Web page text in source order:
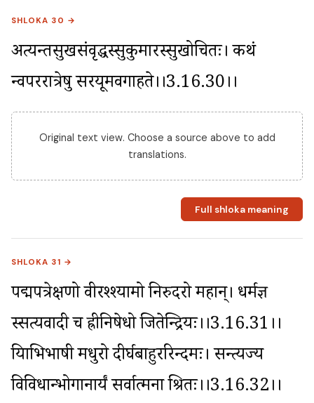
SHLOKA 30 →
अत्यन्तसुखसंवृद्धस्सुकुमारस्सुखोचितः। कथं
न्वपररात्रेषु सरयूमवगाहते।।3.16.30।।
Original text view. Choose a source above to add
translations.
Full shloka meaning
SHLOKA 31 →
पद्मपत्रेक्षणो वीरश्श्यामो निरुदरो महान्। धर्मज्ञ
स्सत्यवादी च ह्रीनिषेधो जितेन्द्रियः।।3.16.31।।
प्रियाभिभाषी मधुरो दीर्घबाहुररिन्दमः। सन्त्यज्य
विविधान्भोगानार्यं सर्वात्मना श्रितः।।3.16.32।।